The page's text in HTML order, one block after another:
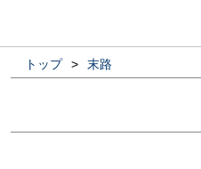
トップ > 末路